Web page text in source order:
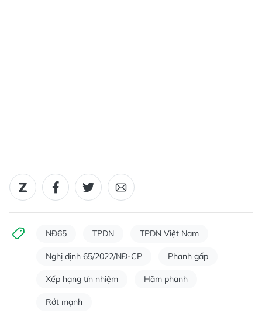
NĐ65 TPDN TPDN Việt Nam
Nghị định 65/2022/NĐ-CP Phanh gấp
Xếp hạng tín nhiệm Hãm phanh
Rớt mạnh